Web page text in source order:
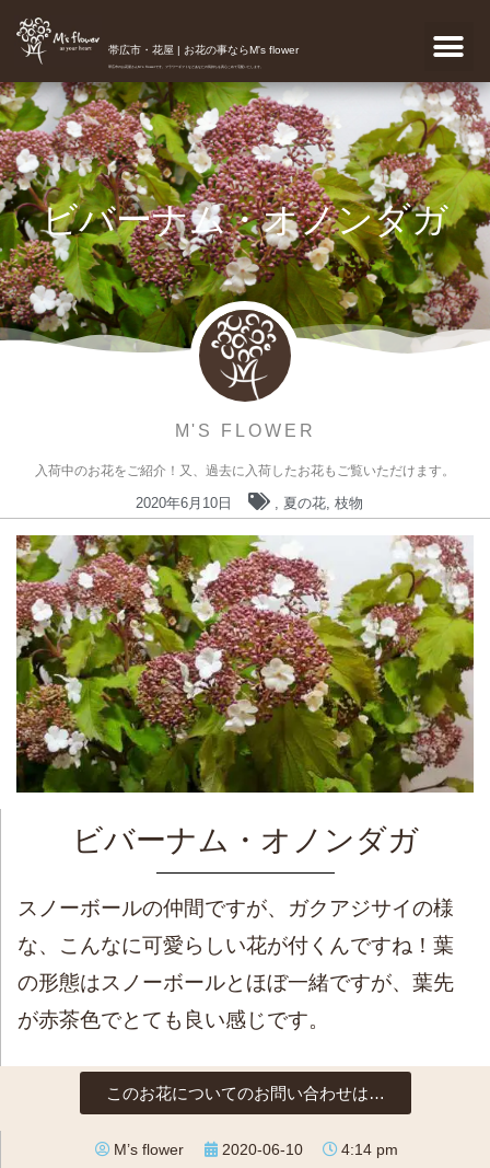
帯広市・花屋 | お花の事ならM's flower
帯広市のお花屋さんM's flowerです。フラワーギフトなどあなたの気持ちを真心こめて宅配いたします。
ビバーナム・オノンダガ
M'S FLOWER
入荷中のお花をご紹介！又、過去に入荷したお花もご覧いただけます。
2020年6月10日 , 夏の花, 枝物
ビバーナム・オノンダガ
スノーボールの仲間ですが、ガクアジサイの様
な、こんなに可愛らしい花が付くんですね！葉
の形態はスノーボールとほぼ一緒ですが、葉先
が赤茶色でとても良い感じです。
このお花についてのお問い合わせは…
M’s flower 2020-06-10 4:14 pm